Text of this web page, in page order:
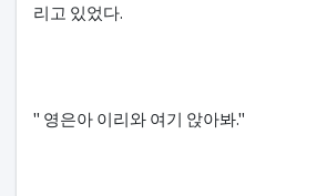
리고 있었다.
" 영은아 이리와 여기 앉아봐."